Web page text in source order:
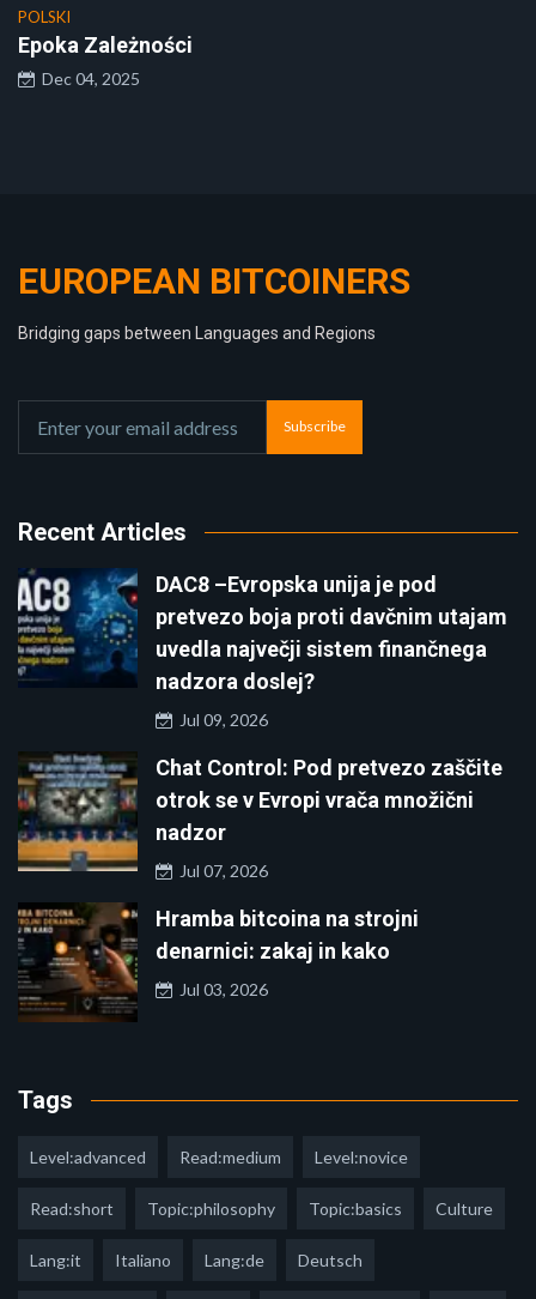
POLSKI
Epoka Zależności
Dec 04, 2025
EUROPEAN BITCOINERS
Bridging gaps between Languages and Regions
Subscribe
Recent Articles
DAC8 –Evropska unija je pod
pretvezo boja proti davčnim utajam
uvedla največji sistem finančnega
nadzora doslej?
Jul 09, 2026
Chat Control: Pod pretvezo zaščite
otrok se v Evropi vrača množični
nadzor
Jul 07, 2026
Hramba bitcoina na strojni
denarnici: zakaj in kako
Jul 03, 2026
Tags
Level:advanced Read:medium Level:novice
Read:short Topic:philosophy Topic:basics Culture
Lang:it Italiano Lang:de Deutsch